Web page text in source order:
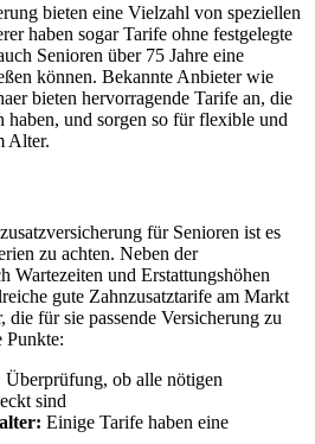
bieten eine Vielzahl von speziellen
haben sogar Tarife ohne festgelegte
Senioren über 75 Jahre eine
können. Bekannte Anbieter wie
bieten hervorragende Tarife an, die
haben, und sorgen so für flexible und
Alter.
für Senioren ist es
zu achten. Neben der
Wartezeiten und Erstattungshöhen
gute Zahnzusatztarife am Markt
die für sie passende Versicherung zu
Punkte:
Überprüfung, ob alle nötigen
sind
Einige Tarife haben eine